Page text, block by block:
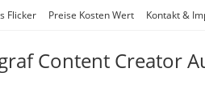
Flicker Preise Kosten Wert Kontakt &
Content Creator